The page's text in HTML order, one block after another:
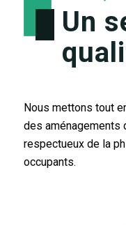
Un
Nous mettons tout
des aménagements
respectueux de la
occupants.